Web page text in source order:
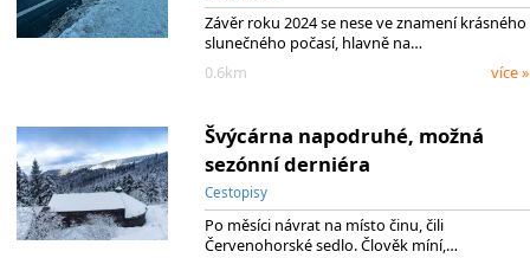
Závěr roku 2024 se nese ve znamení krásného
slunečného počasí, hlavně na…
0.6km
více »
Švýcárna napodruhé, možná
sezónní derniéra
Cestopisy
Po měsíci návrat na místo činu, čili
Červenohorské sedlo. Člověk míní,…